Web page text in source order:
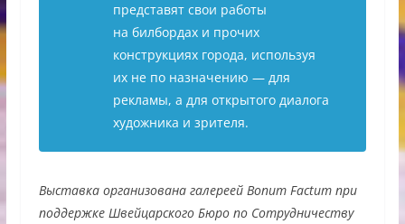
представят свои работы
на билбордах и прочих
конструкциях города, используя
их не по назначению — для
рекламы, а для открытого диалога
художника и зрителя.
Выставка организована галереей Bonum Factum при
поддержке Швейцарского Бюро по Сотрудничеству